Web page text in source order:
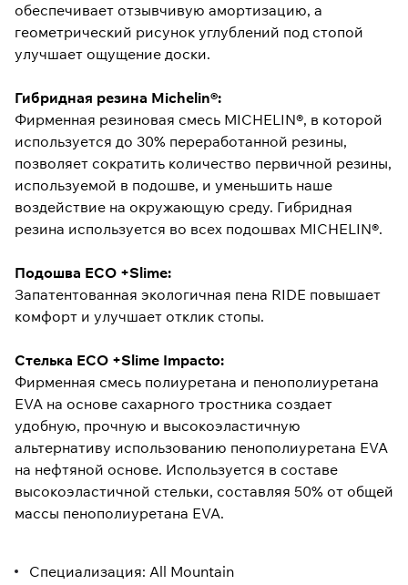
обеспечивает отзывчивую амортизацию, а
геометрический рисунок углублений под стопой
улучшает ощущение доски.
Гибридная резина Michelin®:
Фирменная резиновая смесь MICHELIN®, в которой
используется до 30% переработанной резины,
позволяет сократить количество первичной резины,
используемой в подошве, и уменьшить наше
воздействие на окружающую среду. Гибридная
резина используется во всех подошвах MICHELIN®.
Подошва ECO +Slime:
Запатентованная экологичная пена RIDE повышает
комфорт и улучшает отклик стопы.
Стелька ECO +Slime Impacto:
Фирменная смесь полиуретана и пенополиуретана
EVA на основе сахарного тростника создает
удобную, прочную и высокоэластичную
альтернативу использованию пенополиуретана EVA
на нефтяной основе. Используется в составе
высокоэластичной стельки, составляя 50% от общей
массы пенополиуретана EVA.
Специализация: All Mountain